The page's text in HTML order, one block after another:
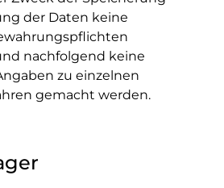
der Daten keine
nachfolgend keine
zu einzelnen
gemacht werden.